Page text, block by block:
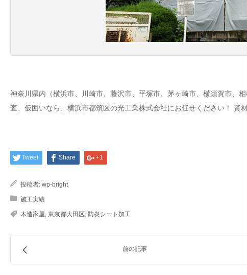
神奈川県内（横浜市、川崎市、藤沢市、平塚市、茅ヶ崎市、横須賀市、
査、仮囲いなら、横浜市都筑区の光工業株式会社にお任せください！ 資
Tweet Share +1
投稿者: wp-bright
施工実績
木造家屋, 東京都大田区, 防炎シート加工
前の記事